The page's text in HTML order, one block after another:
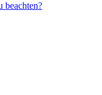
beachten?